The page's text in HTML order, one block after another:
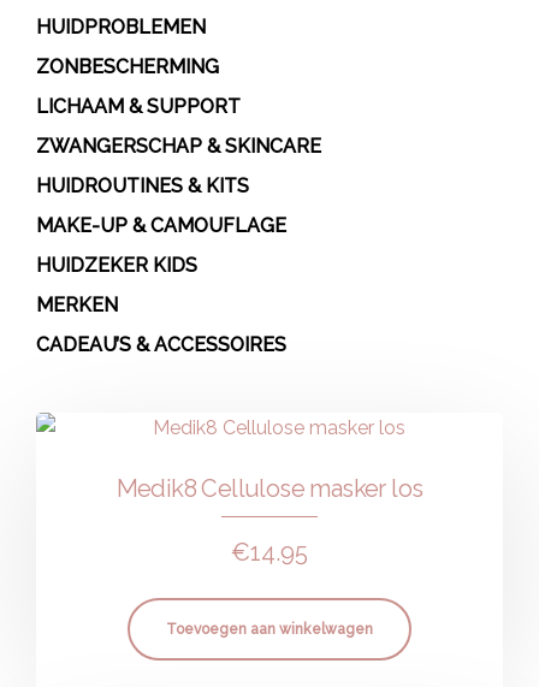
HUIDPROBLEMEN
ZONBESCHERMING
LICHAAM & SUPPORT
ZWANGERSCHAP & SKINCARE
HUIDROUTINES & KITS
MAKE-UP & CAMOUFLAGE
HUIDZEKER KIDS
MERKEN
CADEAU’S & ACCESSOIRES
Medik8 Cellulose masker los
€14.95
Toevoegen aan winkelwagen